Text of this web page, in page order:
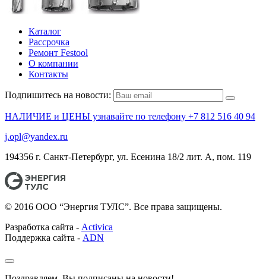
Каталог
Рассрочка
Ремонт Festool
О компании
Контакты
Подпишитесь на новости:
НАЛИЧИЕ и ЦЕНЫ узнавайте по телефону +7 812 516 40 94
j.opl@yandex.ru
194356 г. Санкт-Петербург, ул. Есенина 18/2 лит. А, пом. 119
© 2016 ООО “Энергия ТУЛС”. Все права защищены.
Разработка сайта - Activica
Поддержка сайта - ADN